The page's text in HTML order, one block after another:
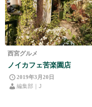
西宮グルメ
ノイカフェ苦楽園店
2019年3月20日
編集部｜J